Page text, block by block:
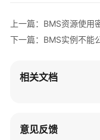
组
织
规
看
上一篇：BMS资源使用
下一篇：BMS实例不能
相关文档
意见反馈